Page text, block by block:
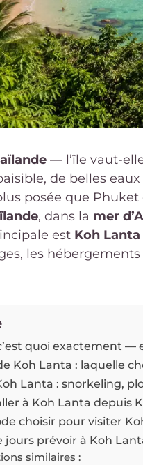
— l’île vaut-
de belles
posée que Phuket
, dans la mer
est Koh Lanta
les
quoi exactement —
Koh Lanta : laquelle
Lanta : snorkeling,
à Koh Lanta depuis
choisir pour visiter
jours prévoir à Koh
similaires :